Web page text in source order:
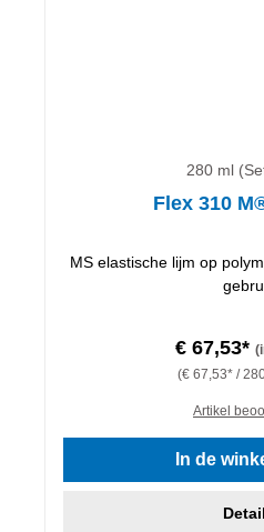
280 ml
Flex 310
MS elastische lijm op
€ 67,53*
(€ 67,53* /
Artikel
In de